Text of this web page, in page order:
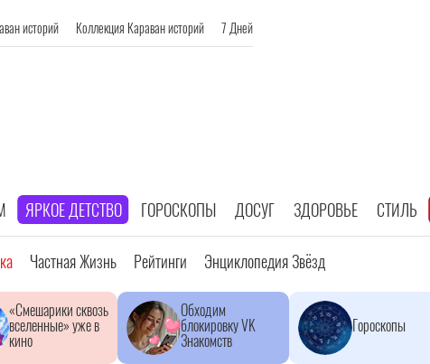
историй Коллекция Караван историй 7 Дней
ЯРКОЕ ДЕТСТВО ГОРОСКОПЫ ДОСУГ ЗДОРОВЬЕ СТИЛЬ
Частная Жизнь Рейтинги Энциклопедия Звёзд
«Смешарики сквозь
вселенные» уже в
кино
Обходим
блокировку VK
Знакомств
Гороскопы